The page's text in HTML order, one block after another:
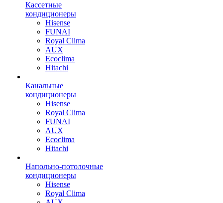
Кассетные
кондиционеры
Hisense
FUNAI
Royal Clima
AUX
Ecoclima
Hitachi
Канальные
кондиционеры
Hisense
Royal Clima
FUNAI
AUX
Ecoclima
Hitachi
Напольно-потолочные
кондиционеры
Hisense
Royal Clima